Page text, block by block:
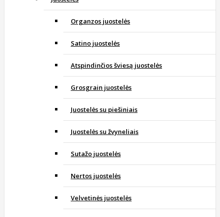
Organzos juostelės
Satino juostelės
Atspindinčios šviesą juostelės
Grosgrain juostelės
Juostelės su piešiniais
Juostelės su žvyneliais
Sutažo juostelės
Nertos juostelės
Velvetinės juostelės